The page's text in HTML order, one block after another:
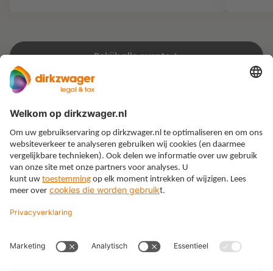
Bekijk alle events
Expertises
Thema’s